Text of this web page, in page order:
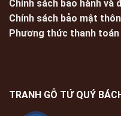
Chính sách bảo hành và
Chính sách bảo mật
Phương thức thanh toán
TRANH GỖ TỨ QUÝ